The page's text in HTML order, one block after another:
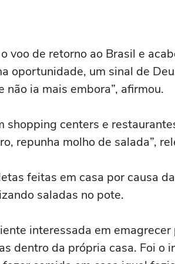
voo de retorno ao Brasil e
oportunidade, um sinal de
ia mais embora”, afirmou.
centers e
repunha molho de salada”,
feitas em casa por causa
saladas no pote.
interessada em
dentro da própria casa. Foi o